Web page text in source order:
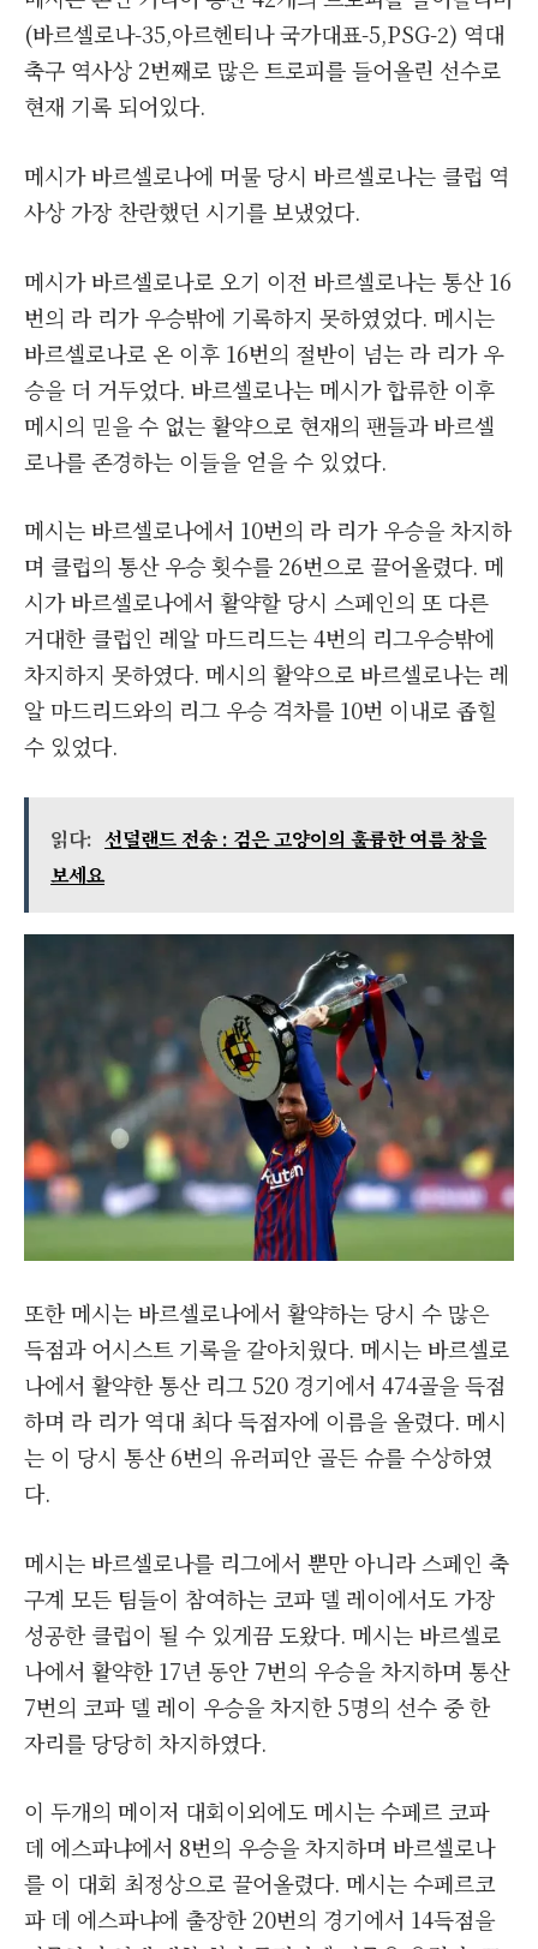
(바르셀로나-35,아르헨티나 국가대표-5,PSG-2) 역대
축구 역사상 2번째로 많은 트로피를 들어올린 선수로
현재 기록 되어있다.
메시가 바르셀로나에 머물 당시 바르셀로나는 클럽 역
사상 가장 찬란했던 시기를 보냈었다.
메시가 바르셀로나로 오기 이전 바르셀로나는 통산 16
번의 라 리가 우승밖에 기록하지 못하였었다. 메시는
바르셀로나로 온 이후 16번의 절반이 넘는 라 리가 우
승을 더 거두었다. 바르셀로나는 메시가 합류한 이후
메시의 믿을 수 없는 활약으로 현재의 팬들과 바르셀
로나를 존경하는 이들을 얻을 수 있었다.
메시는 바르셀로나에서 10번의 라 리가 우승을 차지하
며 클럽의 통산 우승 횟수를 26번으로 끌어올렸다. 메
시가 바르셀로나에서 활약할 당시 스페인의 또 다른
거대한 클럽인 레알 마드리드는 4번의 리그우승밖에
차지하지 못하였다. 메시의 활약으로 바르셀로나는 레
알 마드리드와의 리그 우승 격차를 10번 이내로 좁힐
수 있었다.
읽다: 선덜랜드 전송 : 검은 고양이의 훌륭한 여름 창을
보세요
또한 메시는 바르셀로나에서 활약하는 당시 수 많은
득점과 어시스트 기록을 갈아치웠다. 메시는 바르셀로
나에서 활약한 통산 리그 520 경기에서 474골을 득점
하며 라 리가 역대 최다 득점자에 이름을 올렸다. 메시
는 이 당시 통산 6번의 유러피안 골든 슈를 수상하였
다.
메시는 바르셀로나를 리그에서 뿐만 아니라 스페인 축
구계 모든 팀들이 참여하는 코파 델 레이에서도 가장
성공한 클럽이 될 수 있게끔 도왔다. 메시는 바르셀로
나에서 활약한 17년 동안 7번의 우승을 차지하며 통산
7번의 코파 델 레이 우승을 차지한 5명의 선수 중 한
자리를 당당히 차지하였다.
이 두개의 메이저 대회이외에도 메시는 수페르 코파
데 에스파냐에서 8번의 우승을 차지하며 바르셀로나
를 이 대회 최정상으로 끌어올렸다. 메시는 수페르코
파 데 에스파냐에 출장한 20번의 경기에서 14득점을